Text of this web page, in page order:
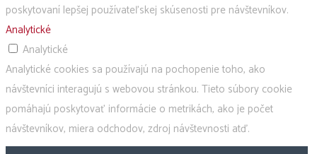
poskytovaní lepšej používateľskej skúsenosti pre návštevníkov.
Analytické
Analytické
Analytické cookies sa používajú na pochopenie toho, ako
návštevníci interagujú s webovou stránkou. Tieto súbory cookie
pomáhajú poskytovať informácie o metrikách, ako je počet
návštevníkov, miera odchodov, zdroj návštevnosti atď.